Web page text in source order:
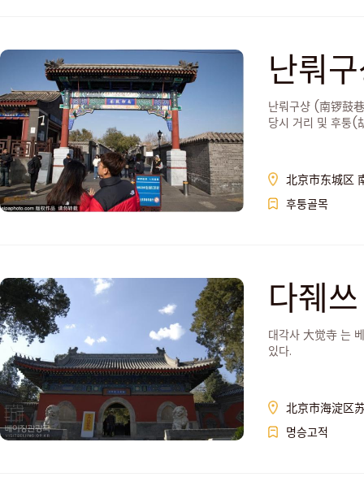
난뤄
난뤄구샹 (南锣鼓
당시 거리 및 후퉁(
北京市东城区
후퉁골목
다줴
대각사 大觉寺 는
있다.
北京市海淀区
명승고적